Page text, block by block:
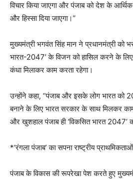
विचार किया जाएगा और पंजाब को देश के
और हिस्सा दिया जाएगा।”
मुख्यमंत्री भगवंत सिंह मान ने प्रधानमंत्री को
भारत-2047’ के विजन को हासिल करने के
कंधा मिलाकर काम करता रहेगा।
उन्होंने कहा, “पंजाब और इसके लोग भारत को
बनाने के लिए भारत सरकार के साथ मिलकर
और खुशहाल पंजाब ही ‘विकसित भारत 2047’
*‘रंगला पंजाब’ का सपना राष्ट्रीय
पंजाब के विकास की रूपरेखा पेश करते हुए